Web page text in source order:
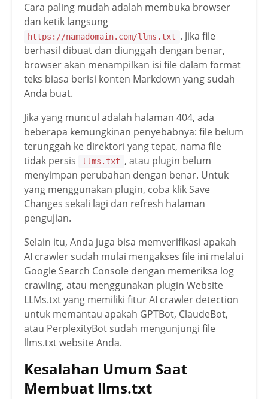
Cara paling mudah adalah membuka browser
dan ketik langsung
https://namadomain.com/llms.txt . Jika file
berhasil dibuat dan diunggah dengan benar,
browser akan menampilkan isi file dalam format
teks biasa berisi konten Markdown yang sudah
Anda buat.
Jika yang muncul adalah halaman 404, ada
beberapa kemungkinan penyebabnya: file belum
terunggah ke direktori yang tepat, nama file
tidak persis
llms.txt , atau plugin belum
menyimpan perubahan dengan benar. Untuk
yang menggunakan plugin, coba klik Save
Changes sekali lagi dan refresh halaman
pengujian.
Selain itu, Anda juga bisa memverifikasi apakah
AI crawler sudah mulai mengakses file ini melalui
Google Search Console dengan memeriksa log
crawling, atau menggunakan plugin Website
LLMs.txt yang memiliki fitur AI crawler detection
untuk memantau apakah GPTBot, ClaudeBot,
atau PerplexityBot sudah mengunjungi file
llms.txt website Anda.
Kesalahan Umum Saat
Membuat llms.txt